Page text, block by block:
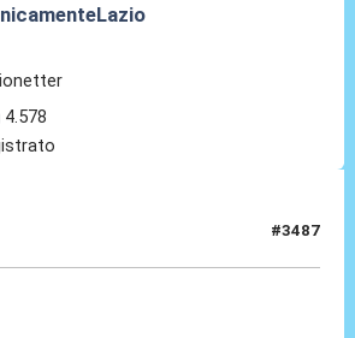
4.578
#3487